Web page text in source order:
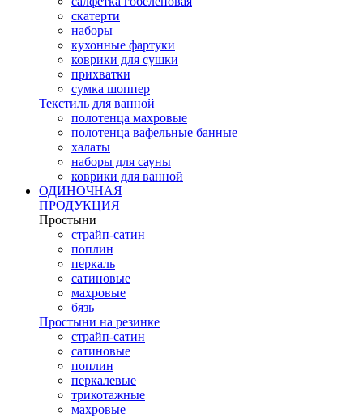
скатерти
наборы
кухонные фартуки
коврики для сушки
прихватки
cумка шоппер
Текстиль для ванной
полотенца махровые
полотенца вафельные банные
халаты
наборы для сауны
коврики для ванной
ОДИНОЧНАЯ
ПРОДУКЦИЯ
Простыни
страйп-сатин
поплин
перкаль
сатиновые
махровые
бязь
Простыни на резинке
страйп-сатин
сатиновые
поплин
перкалевые
трикотажные
махровые